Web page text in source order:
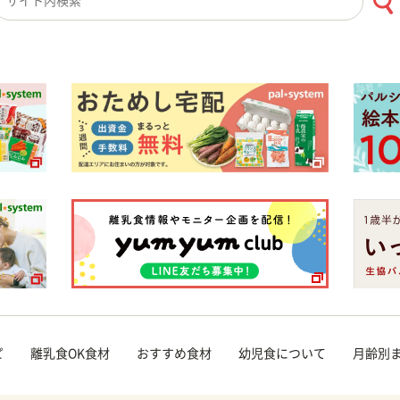
索キーワード入力
離乳食OK食材 おすすめ食材 幼児食について 月齢別